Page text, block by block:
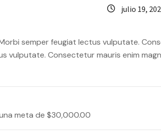
julio 19,
semper feugiat lectus vulputate.
Consectetur mauris enim
meta de $30,000.00